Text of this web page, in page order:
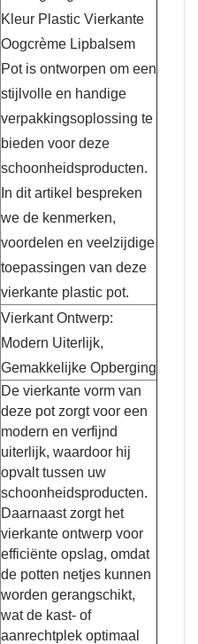
Kleur Plastic Vierkante
Oogcrème Lipbalsem
Pot is ontworpen om een
stijlvolle en handige
verpakkingsoplossing te
bieden voor deze
schoonheidsproducten.
In dit artikel bespreken
we de kenmerken,
voordelen en veelzijdige
toepassingen van deze
vierkante plastic pot.
Vierkant Ontwerp:
Modern Uiterlijk,
Gemakkelijke Opberging
De vierkante vorm van
deze pot zorgt voor een
modern en verfijnd
uiterlijk, waardoor hij
opvalt tussen uw
schoonheidsproducten.
Daarnaast zorgt het
vierkante ontwerp voor
efficiënte opslag, omdat
de potten netjes kunnen
worden gerangschikt,
wat de kast- of
aanrechtplek optimaal